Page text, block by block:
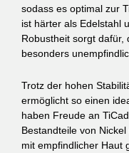
sodass es optimal zur
ist härter als Edelstahl
Robustheit sorgt dafür,
besonders
Trotz der hohen
ermöglicht so einen
haben Freude an
Bestandteile von
mit empfindlicher Haut